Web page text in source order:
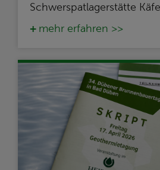
Schwerspatlagerstätte
mehr erfahren >>